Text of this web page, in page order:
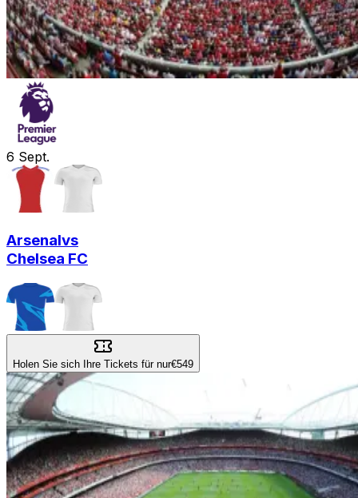
6 Sept.
Arsenalvs
Chelsea FC
Holen Sie sich Ihre Tickets für nur€549